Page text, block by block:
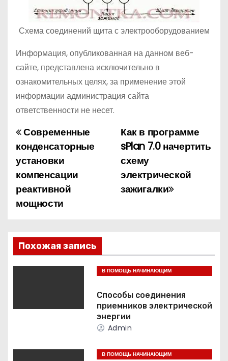
Схема соединений щита с электрооборудованием
Информация, опубликованная на данном веб-
сайте, представлена исключительно в
ознакомительных целях, за применение этой
информации администрация сайта
ответственности не несет.
Н
а
в
и
а
ц
я
о
Как в программе
sPlan 7.0 начертить
схему
электрической
зажигалки
Современные
конденсаторные
установки
компенсации
реактивной
мощности
Похожая запись
В ПОМОЩЬ НАЧИНАЮЩИМ
Способы соединения
приемников электрической
энергии
Admin
В ПОМОЩЬ НАЧИНАЮЩИМ